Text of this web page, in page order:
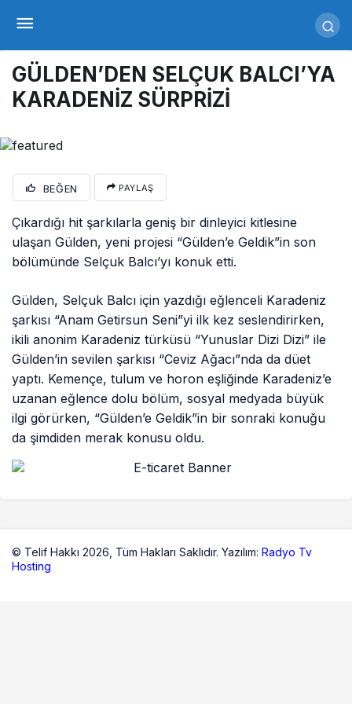
GÜLDEN’DEN SELÇUK BALCI’YA
KARADENİZ SÜRPRİZİ
BEĞEN PAYLAŞ
Çıkardığı hit şarkılarla geniş bir dinleyici kitlesine
ulaşan Gülden, yeni projesi “Gülden’e Geldik”in son
bölümünde Selçuk Balcı’yı konuk etti.
Gülden, Selçuk Balcı için yazdığı eğlenceli Karadeniz
şarkısı “Anam Getirsun Seni”yi ilk kez seslendirirken,
ikili anonim Karadeniz türküsü “Yunuslar Dizi Dizi” ile
Gülden’in sevilen şarkısı “Ceviz Ağacı”nda da düet
yaptı. Kemençe, tulum ve horon eşliğinde Karadeniz’e
uzanan eğlence dolu bölüm, sosyal medyada büyük
ilgi görürken, “Gülden’e Geldik”in bir sonraki konuğu
da şimdiden merak konusu oldu.
© Telif Hakkı 2026, Tüm Hakları Saklıdır. Yazılım: Radyo Tv
Hosting